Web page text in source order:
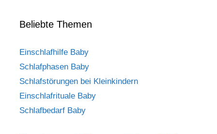
Beliebte Themen
Einschlafhilfe Baby
Schlafphasen Baby
Schlafstörungen bei Kleinkindern
Einschlafrituale Baby
Schlafbedarf Baby